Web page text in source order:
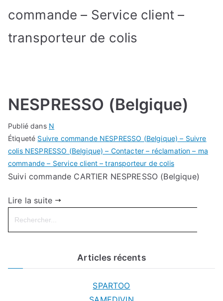
commande – Service client –
transporteur de colis
NESPRESSO (Belgique)
Publié dans N
Étiqueté Suivre commande NESPRESSO (Belgique) – Suivre
colis NESPRESSO (Belgique) – Contacter – réclamation – ma
commande – Service client – transporteur de colis
Suivi commande CARTIER NESPRESSO (Belgique)
Lire la suite
Search
for:
Articles récents
SPARTOO